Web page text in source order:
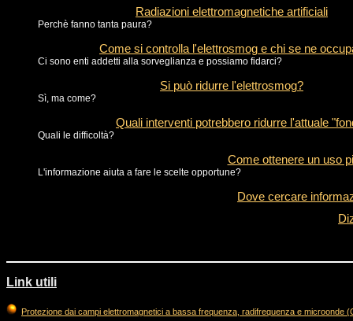
Radiazioni elettromagnetiche artificiali
Perchè fanno tanta paura?
Come si controlla l'elettrosmog e chi se ne
Ci sono enti addetti alla sorveglianza e possiamo fidarci?
Si può ridurre l'elettrosmog?
Sì, ma come?
Quali interventi potrebbero ridurre l'attuale
Quali le difficoltà?
Come ottenere un uso
L'informazione aiuta a fare le scelte opportune?
Dove cercare
Link utili
Protezione dai campi elettromagnetici a bassa frequenza, radifrequenza e microonde